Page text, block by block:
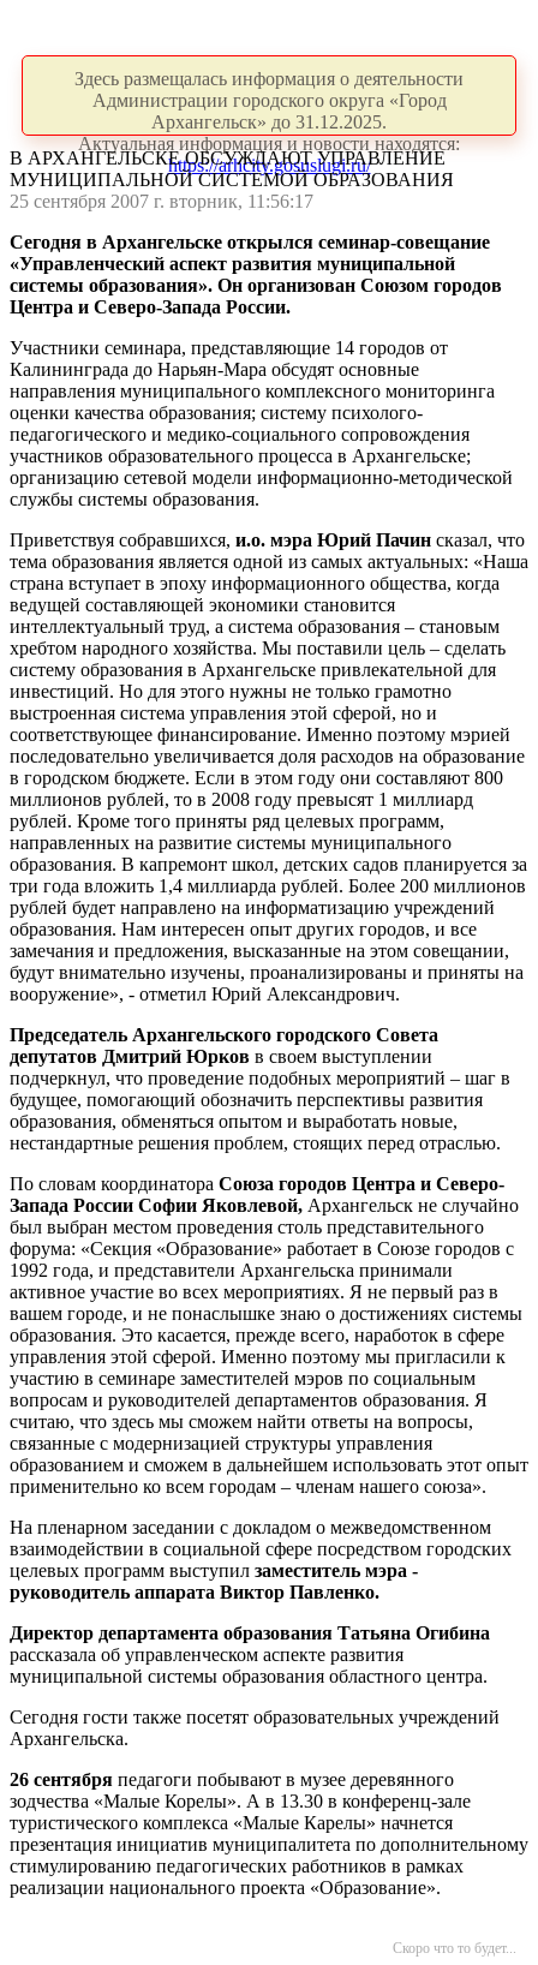
Здесь размещалась информация о деятельности
Администрации городского округа «Город
Архангельск» до 31.12.2025.
Актуальная информация и новости находятся:
https://arhcity.gosuslugi.ru/
В АРХАНГЕЛЬСКЕ ОБСУЖДАЮТ УПРАВЛЕНИЕ
МУНИЦИПАЛЬНОЙ СИСТЕМОЙ ОБРАЗОВАНИЯ
25 сентября 2007 г. вторник, 11:56:17
Сегодня в Архангельске открылся семинар-совещание
«Управленческий аспект развития муниципальной
системы образования». Он организован Союзом городов
Центра и Северо-Запада России.
Участники семинара, представляющие 14 городов от
Калининграда до Нарьян-Мара обсудят основные
направления муниципального комплексного мониторинга
оценки качества образования; систему психолого-
педагогического и медико-социального сопровождения
участников образовательного процесса в Архангельске;
организацию сетевой модели информационно-методической
службы системы образования.
Приветствуя собравшихся, и.о. мэра Юрий Пачин сказал, что
тема образования является одной из самых актуальных: «Наша
страна вступает в эпоху информационного общества, когда
ведущей составляющей экономики становится
интеллектуальный труд, а система образования – становым
хребтом народного хозяйства. Мы поставили цель – сделать
систему образования в Архангельске привлекательной для
инвестиций. Но для этого нужны не только грамотно
выстроенная система управления этой сферой, но и
соответствующее финансирование. Именно поэтому мэрией
последовательно увеличивается доля расходов на образование
в городском бюджете. Если в этом году они составляют 800
миллионов рублей, то в 2008 году превысят 1 миллиард
рублей. Кроме того приняты ряд целевых программ,
направленных на развитие системы муниципального
образования. В капремонт школ, детских садов планируется за
три года вложить 1,4 миллиарда рублей. Более 200 миллионов
рублей будет направлено на информатизацию учреждений
образования. Нам интересен опыт других городов, и все
замечания и предложения, высказанные на этом совещании,
будут внимательно изучены, проанализированы и приняты на
вооружение», - отметил Юрий Александрович.
Председатель Архангельского городского Совета
депутатов Дмитрий Юрков в своем выступлении
подчеркнул, что проведение подобных мероприятий – шаг в
будущее, помогающий обозначить перспективы развития
образования, обменяться опытом и выработать новые,
нестандартные решения проблем, стоящих перед отраслью.
По словам координатора Союза городов Центра и Северо-
Запада России Софии Яковлевой, Архангельск не случайно
был выбран местом проведения столь представительного
форума: «Секция «Образование» работает в Союзе городов с
1992 года, и представители Архангельска принимали
активное участие во всех мероприятиях. Я не первый раз в
вашем городе, и не понаслышке знаю о достижениях системы
образования. Это касается, прежде всего, наработок в сфере
управления этой сферой. Именно поэтому мы пригласили к
участию в семинаре заместителей мэров по социальным
вопросам и руководителей департаментов образования. Я
считаю, что здесь мы сможем найти ответы на вопросы,
связанные с модернизацией структуры управления
образованием и сможем в дальнейшем использовать этот опыт
применительно ко всем городам – членам нашего союза».
На пленарном заседании с докладом о межведомственном
взаимодействии в социальной сфере посредством городских
целевых программ выступил заместитель мэра -
руководитель аппарата Виктор Павленко.
Директор департамента образования Татьяна Огибина
рассказала об управленческом аспекте развития
муниципальной системы образования областного центра.
Сегодня гости также посетят образовательных учреждений
Архангельска.
26 сентября педагоги побывают в музее деревянного
зодчества «Малые Корелы». А в 13.30 в конференц-зале
туристического комплекса «Малые Карелы» начнется
презентация инициатив муниципалитета по дополнительному
стимулированию педагогических работников в рамках
реализации национального проекта «Образование».
Скоро что то будет...